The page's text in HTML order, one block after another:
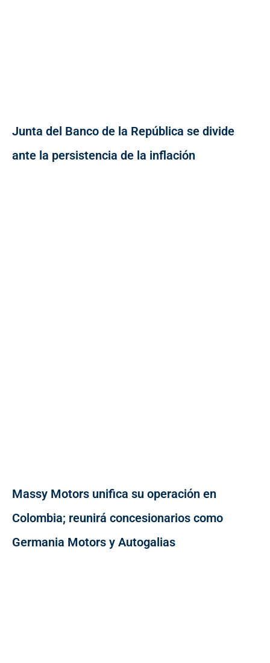
Junta del Banco de la República se divide
ante la persistencia de la inflación
Massy Motors unifica su operación en
Colombia; reunirá concesionarios como
Germania Motors y Autogalias